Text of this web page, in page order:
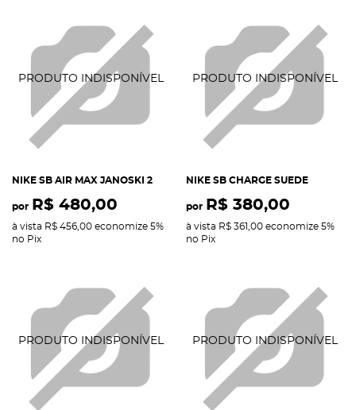
NIKE SB AIR MAX JANOSKI 2
por R$ 480,00
à vista R$ 456,00 economize 5%
no Pix
NIKE SB CHARGE SUEDE
por R$ 380,00
à vista R$ 361,00 economize 5%
no Pix